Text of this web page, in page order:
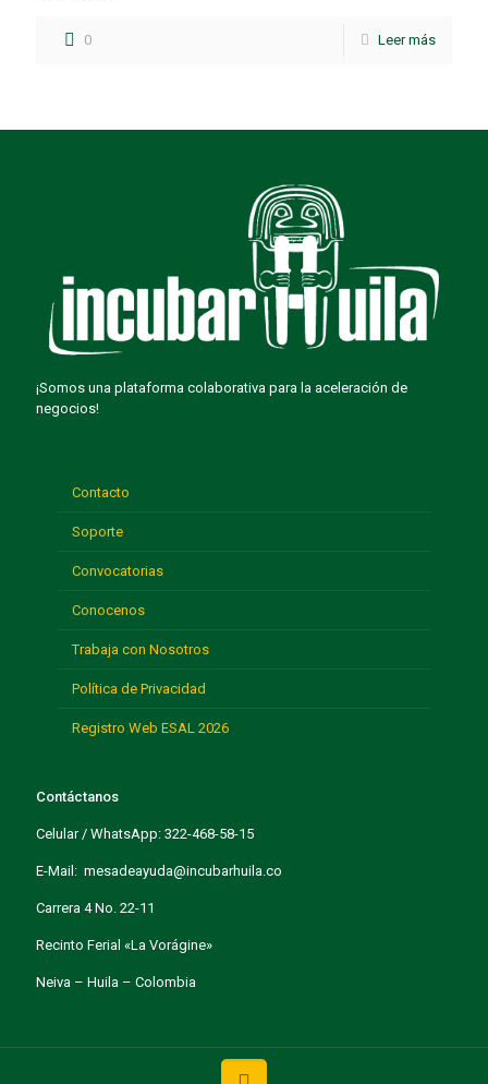
0 Leer más
¡Somos una plataforma colaborativa para la aceleración de
negocios!
Contacto
Soporte
Convocatorias
Conocenos
Trabaja con Nosotros
Política de Privacidad
Registro Web ESAL 2026
Contáctanos
Celular / WhatsApp: 322-468-58-15
E-Mail: mesadeayuda@incubarhuila.co
Carrera 4 No. 22-11
Recinto Ferial «La Vorágine»
Neiva – Huila – Colombia